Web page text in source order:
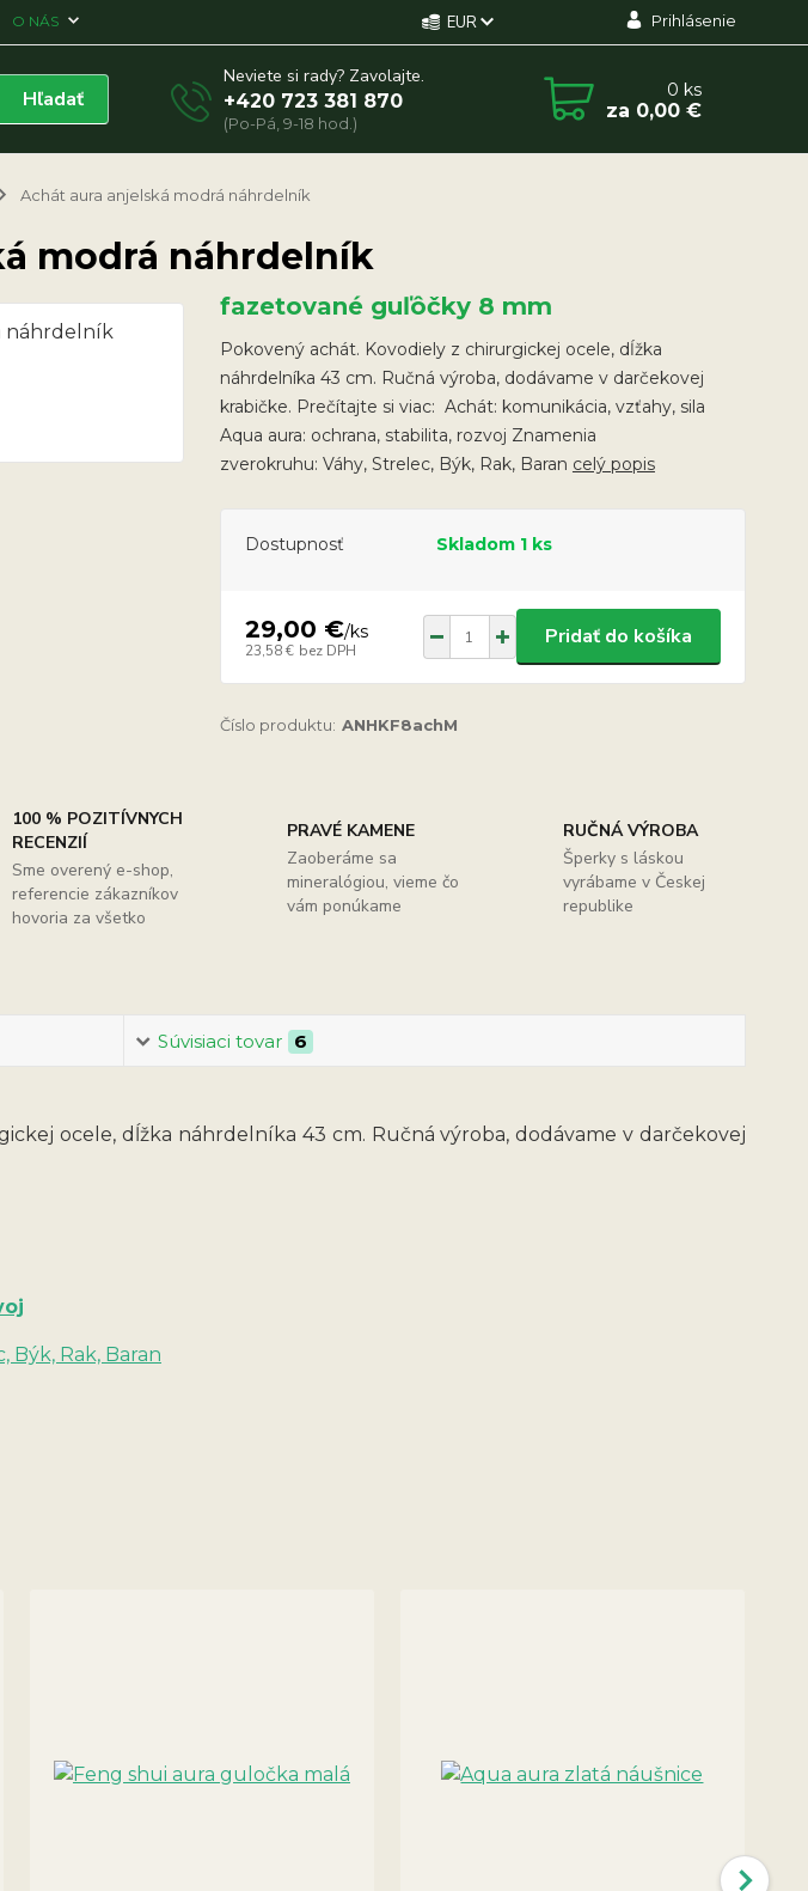
O NÁS EUR Prihlásenie
Hľadať
Neviete si rady? Zavolajte.
+420 723 381 870
(Po-Pá, 9-18 hod.)
0 ks
za 0,00 €
Achát aura anjelská modrá náhrdelník
modrá náhrdelník
fazetované guľôčky 8 mm
Pokovený achát. Kovodiely z chirurgickej ocele, dĺžka
náhrdelníka 43 cm. Ručná výroba, dodávame v darčekovej
krabičke. Prečítajte si viac: Achát: komunikácia, vzťahy, sila
Aqua aura: ochrana, stabilita, rozvoj Znamenia
zverokruhu: Váhy, Strelec, Býk, Rak, Baran celý popis
Dostupnosť Skladom 1 ks
29,00 €/ks
23,58 € bez DPH
Pridať do košíka
Číslo produktu: ANHKF8achM
100 % POZITÍVNYCH
RECENZIÍ
Sme overený e-shop,
referencie zákazníkov
hovoria za všetko
PRAVÉ KAMENE
Zaoberáme sa
mineralógiou, vieme čo
vám ponúkame
RUČNÁ VÝROBA
Šperky s láskou
vyrábame v Českej
republike
Súvisiaci tovar 6
ocele, dĺžka náhrdelníka 43 cm. Ručná výroba, dodávame v darčekovej
Býk, Rak, Baran